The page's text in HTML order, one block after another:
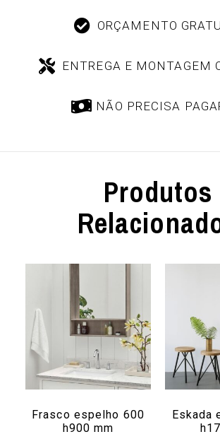
ORÇAMENTO
ENTREGA E MONTAGEM
NÃO PRECISA
Produtos
Frasco espelho 600
h900 mm
Eskada